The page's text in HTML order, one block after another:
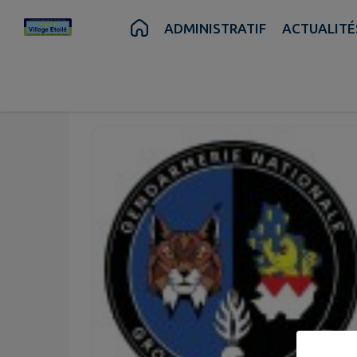
Contenu Menu Recherche Pied de page
ADMINISTRATIF